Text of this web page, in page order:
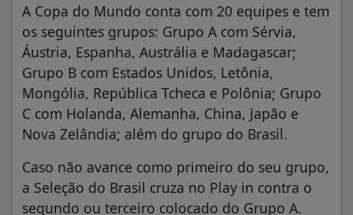
A Copa do Mundo conta com 20 equipes e tem
os seguintes grupos: Grupo A com Sérvia,
Áustria, Espanha, Austrália e Madagascar;
Grupo B com Estados Unidos, Letônia,
Mongólia, República Tcheca e Polônia; Grupo
C com Holanda, Alemanha, China, Japão e
Nova Zelândia; além do grupo do Brasil.
Caso não avance como primeiro do seu grupo,
a Seleção do Brasil cruza no Play in contra o
segundo ou terceiro colocado do Grupo A.